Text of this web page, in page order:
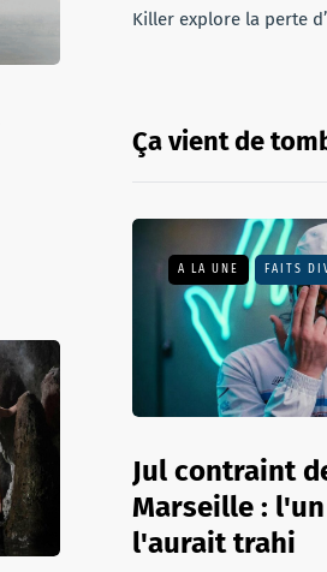
Killer explore la perte
Ça vient de
A LA UNE FAITS
Jul contraint
Marseille :
l'aurait trahi